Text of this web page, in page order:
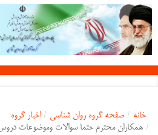
خانه / صفحه گروه روان شناسی / اخبار گروه
/ همکاران محترم حتما سوالات وموضوعات دروس